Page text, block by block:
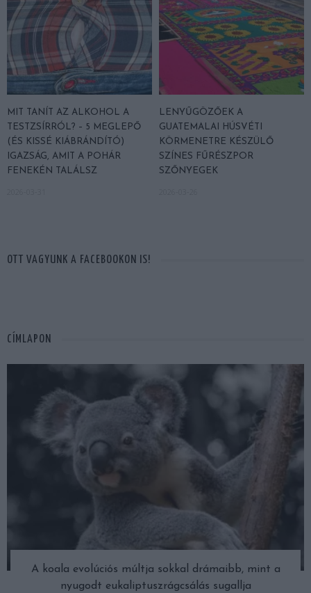
MIT TANÍT AZ ALKOHOL A
TESTZSÍRRÓL? – 5 MEGLEPŐ
(ÉS KISSÉ KIÁBRÁNDÍTÓ)
IGAZSÁG, AMIT A POHÁR
FENEKÉN TALÁLSZ
LENYŰGÖZŐEK A
GUATEMALAI HÚSVÉTI
KÖRMENETRE KÉSZÜLŐ
SZÍNES FŰRÉSZPOR
SZŐNYEGEK
OTT VAGYUNK A FACEBOOKON IS!
CÍMLAPON
A koala evolúciós múltja sokkal drámaibb, mint a
nyugodt eukaliptuszrágcsálás sugallja